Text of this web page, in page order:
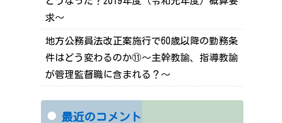
求～
地方公務員法改正案施行で60歳以降の勤務条
件はどう変わるのか⑪～主幹教諭、指導教諭
が管理監督職に含まれる？～
最近のコメント